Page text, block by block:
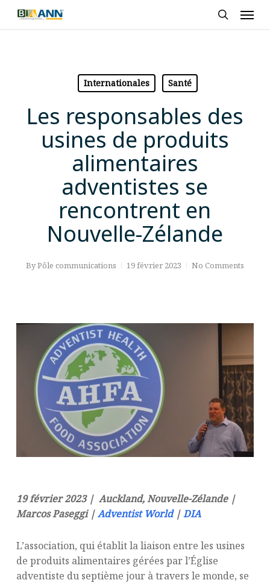
Skip
Internationales Santé
Les responsables des
usines de produits
alimentaires
adventistes se
rencontrent en
Nouvelle-Zélande
ByPôle communications 19 février 2023 No Comments
19 février 2023 | Auckland, Nouvelle-Zélande |
Marcos Paseggi |Adventist World|DIA
L’association, qui établit la liaison entre les usines
de produits alimentaires gérées par l’Église
adventiste du septième jour à travers le monde, se